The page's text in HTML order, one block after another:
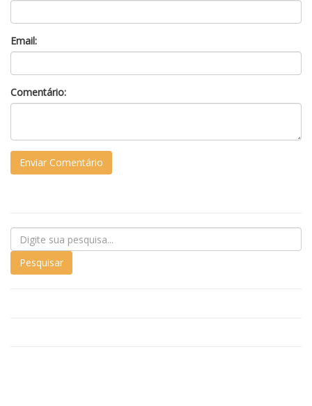
Email:
Comentário: